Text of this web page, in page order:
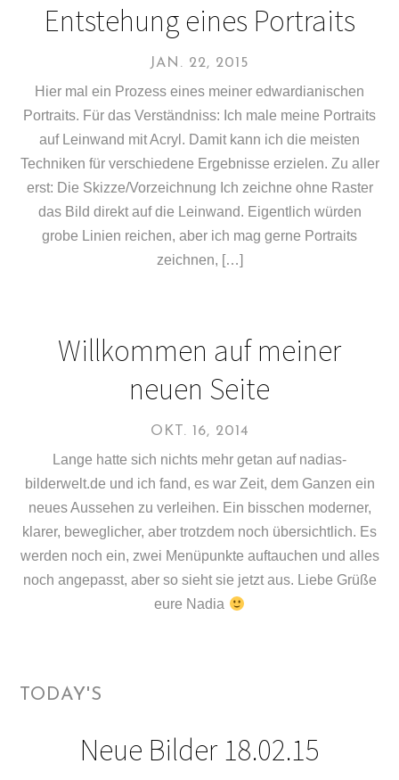
Entstehung eines Portraits
JAN. 22, 2015
Hier mal ein Prozess eines meiner edwardianischen
Portraits. Für das Verständniss: Ich male meine Portraits
auf Leinwand mit Acryl. Damit kann ich die meisten
Techniken für verschiedene Ergebnisse erzielen. Zu aller
erst: Die Skizze/Vorzeichnung Ich zeichne ohne Raster
das Bild direkt auf die Leinwand. Eigentlich würden
grobe Linien reichen, aber ich mag gerne Portraits
zeichnen, […]
Willkommen auf meiner
neuen Seite
OKT. 16, 2014
Lange hatte sich nichts mehr getan auf nadias-
bilderwelt.de und ich fand, es war Zeit, dem Ganzen ein
neues Aussehen zu verleihen. Ein bisschen moderner,
klarer, beweglicher, aber trotzdem noch übersichtlich. Es
werden noch ein, zwei Menüpunkte auftauchen und alles
noch angepasst, aber so sieht sie jetzt aus. Liebe Grüße
eure Nadia
TODAY'S
Neue Bilder 18.02.15